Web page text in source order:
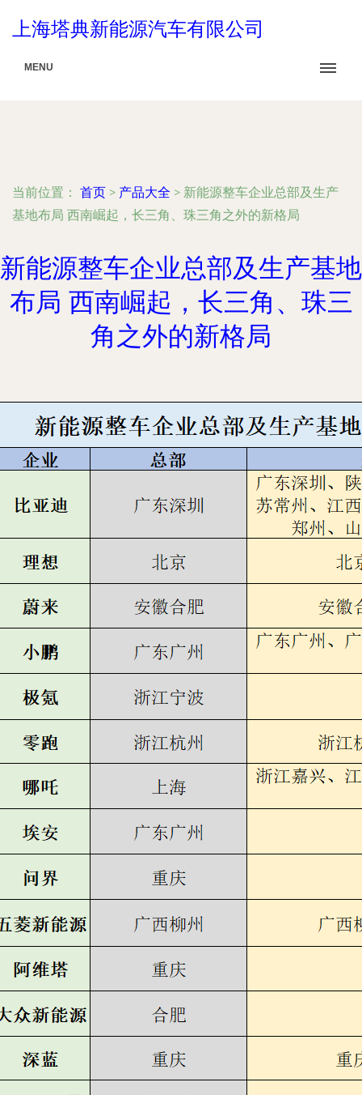
上海塔典新能源汽车有限公司
MENU
当前位置： 首页 > 产品大全 > 新能源整车企业总部及生产
基地布局 西南崛起，长三角、珠三角之外的新格局
新能源整车企业总部及生产基地
布局 西南崛起，长三角、珠三
角之外的新格局